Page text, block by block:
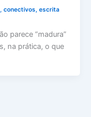
,conectivos,escrita
parece “madura”
na prática, o que